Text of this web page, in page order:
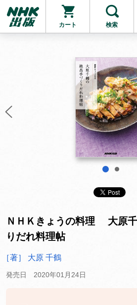
カート 検索
お支払いに
他にも商品を買
1
ＮＨＫきょうの料理 大原千
りだれ料理帖
［著］ 大原 千鶴
発売日 2020年01月24日